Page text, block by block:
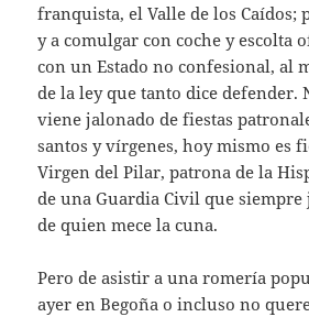
franquista, el Valle de los Caídos;
y a comulgar con coche y escolta
con un Estado no confesional, al
de la ley que tanto dice defender.
viene jalonado de fiestas
santos y vírgenes, hoy mismo es
Virgen del Pilar, patrona de la
de una Guardia Civil que siempre
de quien mece la cuna.
Pero de asistir a una romería
ayer en Begoña o incluso no